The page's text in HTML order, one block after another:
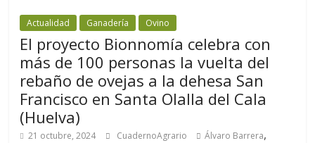
Actualidad Ganadería Ovino
El proyecto Bionnomía celebra con
más de 100 personas la vuelta del
rebaño de ovejas a la dehesa San
Francisco en Santa Olalla del Cala
(Huelva)
21 octubre, 2024 CuadernoAgrario Álvaro Barrera,